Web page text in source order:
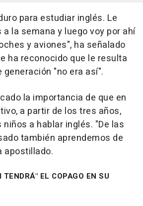
para estudiar inglés. Le
la semana y luego voy por ahí
y aviones", ha señalado
ha reconocido que le resulta
"no era así".
la importancia de que en
a partir de los tres años,
a hablar inglés. "De las
también aprendemos de
apostillado.
EL COPAGO EN SU